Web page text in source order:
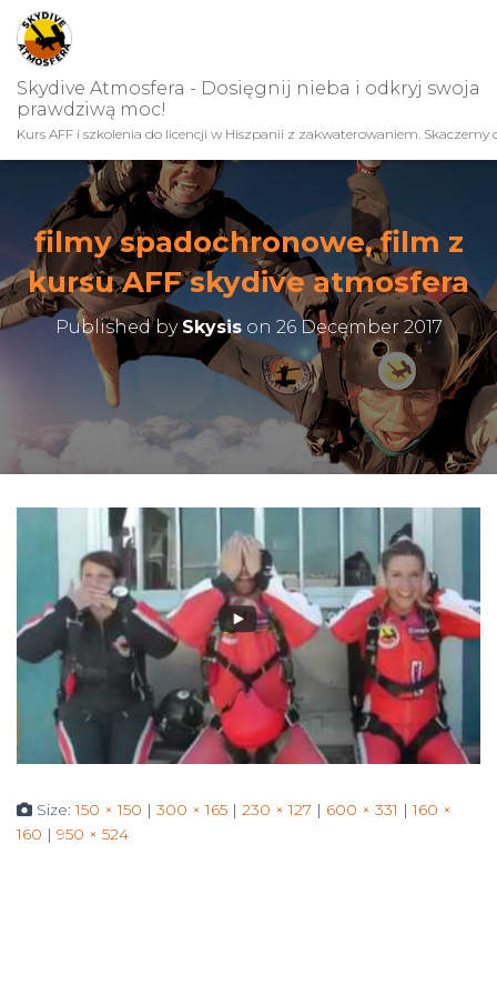
Skydive Atmosfera - Dosięgnij nieba i odkryj swoja
prawdziwą moc!
Kurs AFF i szkolenia do licencji w Hiszpanii z zakwaterowaniem. Skaczemy
filmy spadochronowe, film z
kursu AFF skydive atmosfera
Published by Skysison 26 December 2017
Size:150 × 150 | 300 × 165 | 230 × 127 | 600 × 331 | 160 ×
160 | 950 × 524